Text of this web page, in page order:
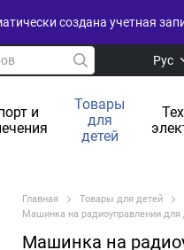
создана учетная
Рус
и
Товары
для
детей
Главная Товары для детей
Машинка на радиоуправлении
Машинка на